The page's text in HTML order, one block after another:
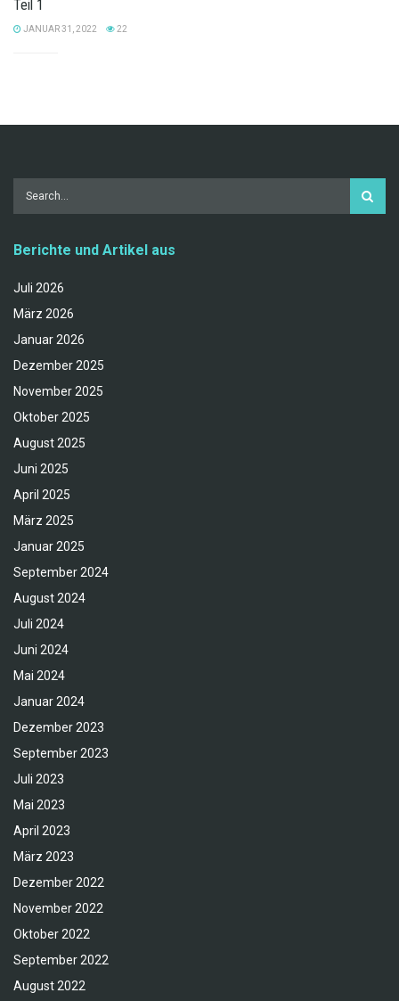
Teil 1
JANUAR 31, 2022 22
Berichte und Artikel aus
Juli 2026
März 2026
Januar 2026
Dezember 2025
November 2025
Oktober 2025
August 2025
Juni 2025
April 2025
März 2025
Januar 2025
September 2024
August 2024
Juli 2024
Juni 2024
Mai 2024
Januar 2024
Dezember 2023
September 2023
Juli 2023
Mai 2023
April 2023
März 2023
Dezember 2022
November 2022
Oktober 2022
September 2022
August 2022